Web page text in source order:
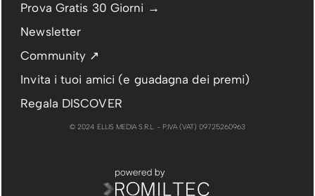
Prova Gratis 30 Giorni →
Newsletter
Community ↗
Invita i tuoi amici (e guadagna dei premi)
Regala DISCOVER
© 2024 ELLIS MEDIA S.R.L. - P.IVA (VAT) 09725260963